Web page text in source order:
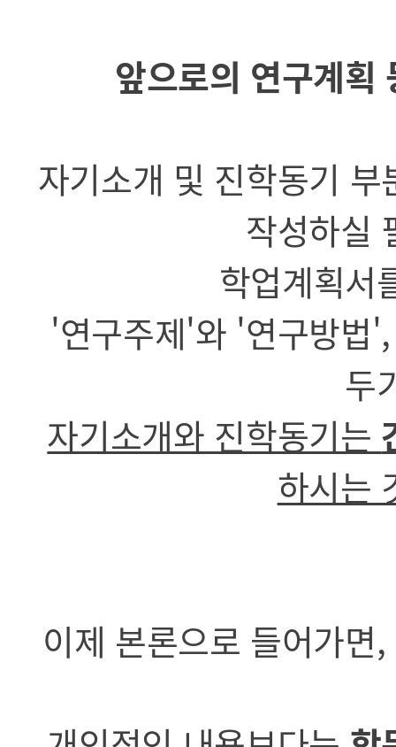
앞으로의 연구계획
자기소개 및 진학동기
작성하실
학업계획서
'연구주제'와 '연구방
두
자기소개와 진학동기는
하시는
이제 본론으로 들어가